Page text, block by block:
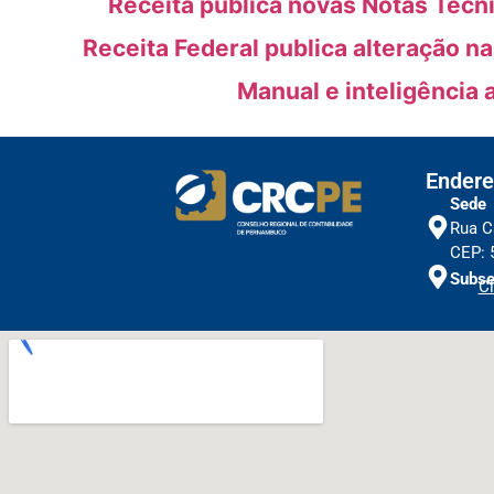
Receita Federal publica alteração
Manual e inteligência
Sede
Rua
CEP: